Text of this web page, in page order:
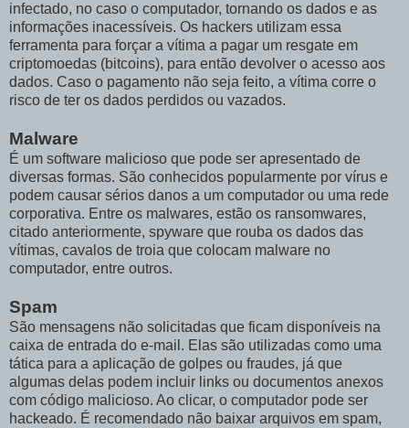
infectado, no caso o computador, tornando os dados e as
informações inacessíveis. Os hackers utilizam essa
ferramenta para forçar a vítima a pagar um resgate em
criptomoedas (bitcoins), para então devolver o acesso aos
dados. Caso o pagamento não seja feito, a vítima corre o
risco de ter os dados perdidos ou vazados.
Malware
É um software malicioso que pode ser apresentado de
diversas formas. São conhecidos popularmente por vírus e
podem causar sérios danos a um computador ou uma rede
corporativa. Entre os malwares, estão os ransomwares,
citado anteriormente, spyware que rouba os dados das
vítimas, cavalos de troia que colocam malware no
computador, entre outros.
Spam
São mensagens não solicitadas que ficam disponíveis na
caixa de entrada do e-mail. Elas são utilizadas como uma
tática para a aplicação de golpes ou fraudes, já que
algumas delas podem incluir links ou documentos anexos
com código malicioso. Ao clicar, o computador pode ser
hackeado. É recomendado não baixar arquivos em spam,